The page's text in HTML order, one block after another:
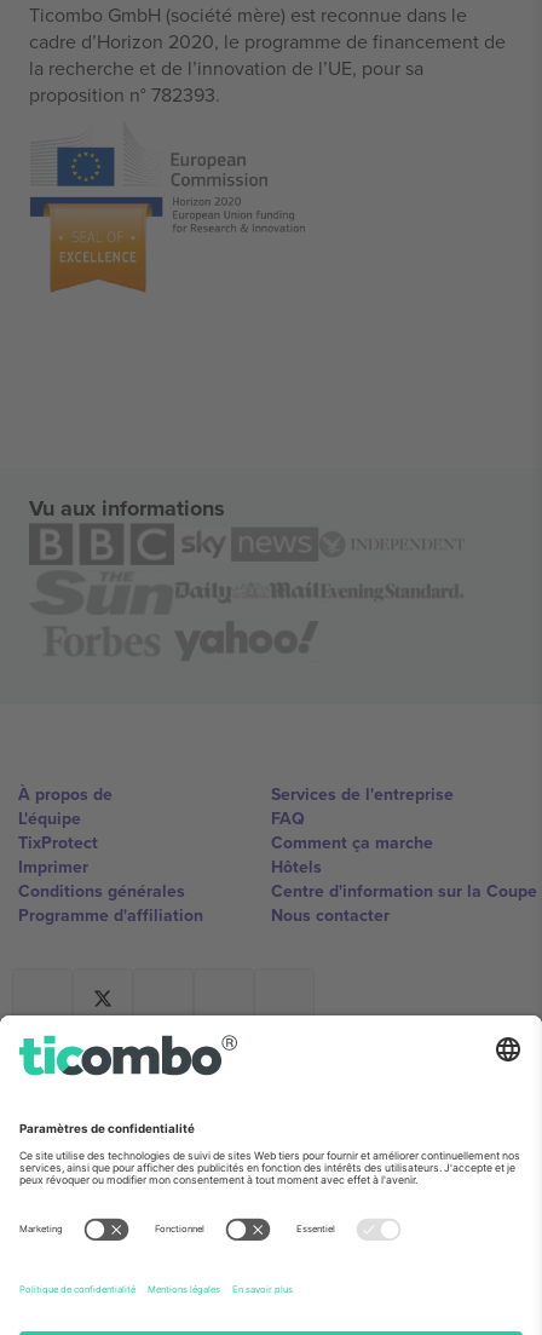
Ticombo GmbH (société mère) est reconnue dans le
cadre d’Horizon 2020, le programme de financement de
la recherche et de l’innovation de l’UE, pour sa
proposition n° 782393.
Vu aux informations
À propos de
L'équipe
TixProtect
Imprimer
Conditions générales
Programme d'affiliation
Services de l'entreprise
FAQ
Comment ça marche
Hôtels
Centre d'information sur la Coupe
Nous contacter
Ticombo France
Mimi Balkanska 132, 1540, Sofia,
Bulgaria
L'entité juridique du fournisseur de la plateforme peut changer en
détails, consultez la page spécifique de l'événement, les mentions